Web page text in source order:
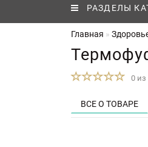
РАЗДЕЛЫ
Главная
0 из
ВСЕ О ТОВАРЕ